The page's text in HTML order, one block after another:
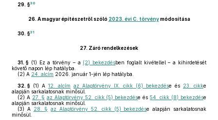
29. §30
26. A magyar építészetről szóló 2023. évi C. törvénymódosítása
30. §31
27. Záró rendelkezések
31. § (1) Ez a törvény – a (2) bekezdésben foglalt kivétellel – a kihirdetését
követő napon lép hatályba.
(2) A 24. alcím 2026. január 1-jén lép hatályba.
32. § (1) A 12. alcím az Alaptörvény IX. cikk (6) bekezdése és 23. cikke
alapján sarkalatosnak minősül.
(2) A 27. § az Alaptörvény 52. cikk (5) bekezdése és54. cikk (8) bekezdése
alapján sarkalatosnak minősül.
(3) A 28. § az Alaptörvény 52. cikk (5) bekezdése alapján sarkalatosnak
minősül.